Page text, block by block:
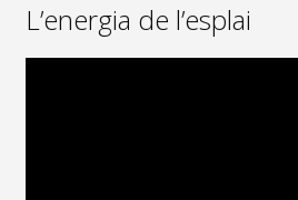
L’energia de l’esplai